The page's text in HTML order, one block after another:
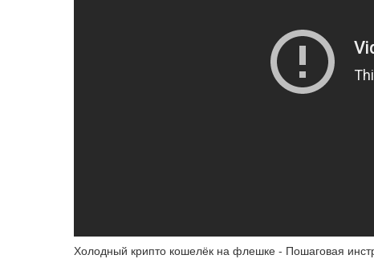
Холодный крипто кошелёк на флешке - Пошаговая